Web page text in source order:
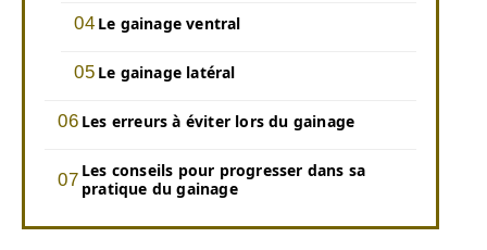
Le gainage ventral
Le gainage latéral
Les erreurs à éviter lors du gainage
Les conseils pour progresser dans sa
pratique du gainage